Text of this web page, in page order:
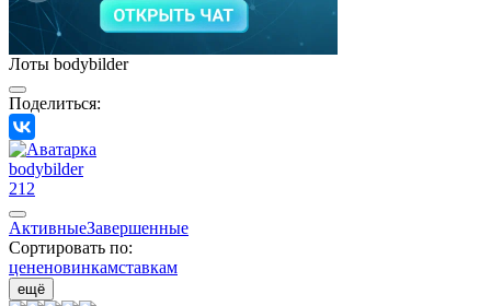
Лоты bodybilder
Поделиться:
bodybilder
212
АктивныеЗавершенные
Сортировать по:
цененовинкамставкам
ещё